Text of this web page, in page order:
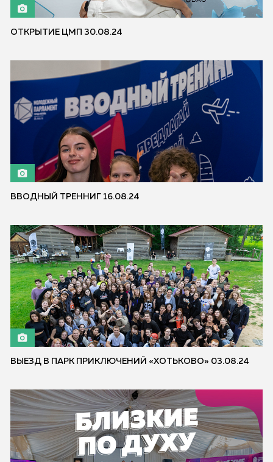
ОТКРЫТИЕ ЦМП 30.08.24
ВВОДНЫЙ ТРЕННИГ 16.08.24
ВЫЕЗД В ПАРК ПРИКЛЮЧЕНИЙ «ХОТЬКОВО» 03.08.24